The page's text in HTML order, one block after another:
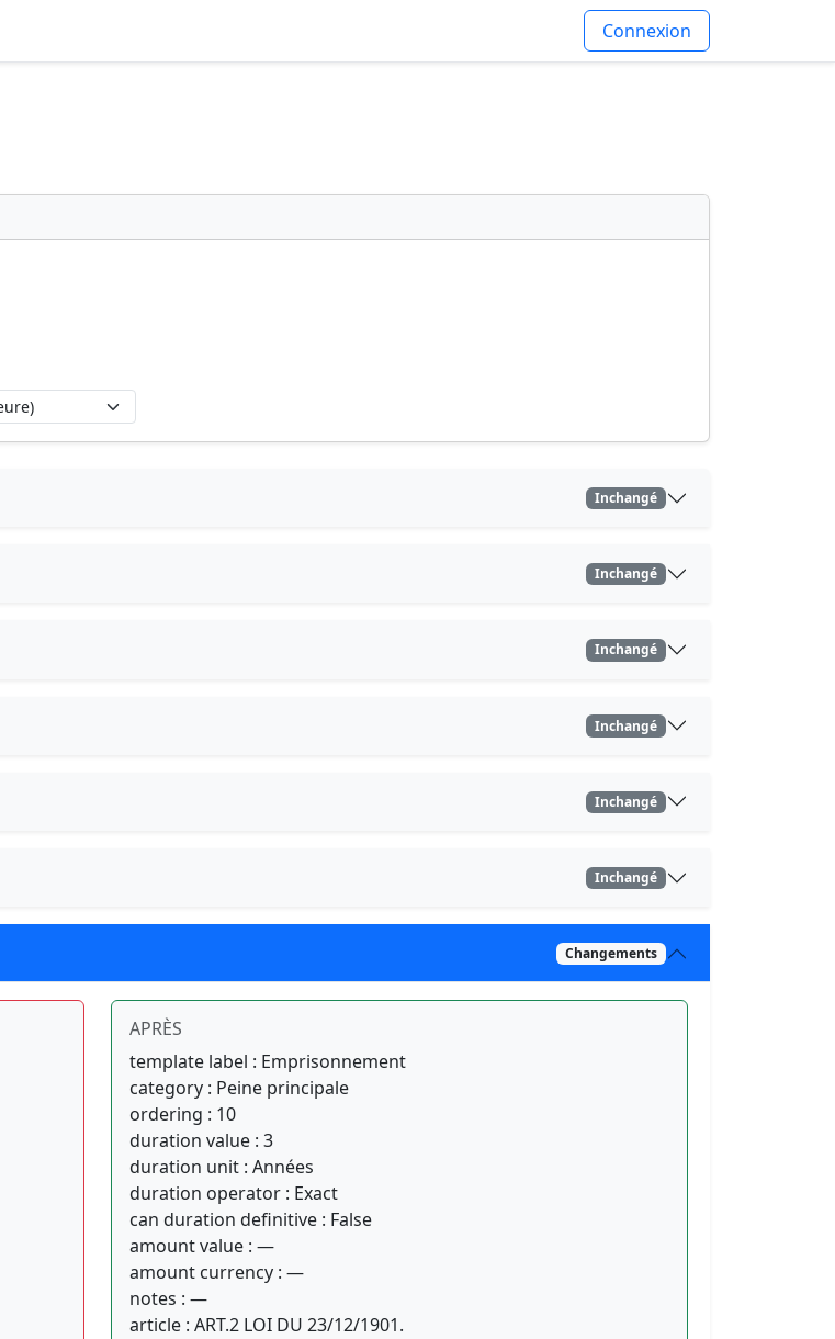
Connexion
Inchangé
Inchangé
Inchangé
Inchangé
Inchangé
Inchangé
Changements
APRÈS
template label : Emprisonnement
category : Peine principale
ordering : 10
duration value : 3
duration unit : Années
duration operator : Exact
can duration definitive : False
amount value : —
amount currency : —
notes : —
article : ART.2 LOI DU 23/12/1901.